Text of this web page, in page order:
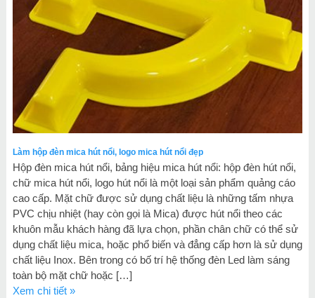
Làm hộp đèn mica hút nổi, logo mica hút nổi đẹp
Hộp đèn mica hút nổi, bảng hiệu mica hút nổi: hộp đèn hút nổi,
chữ mica hút nổi, logo hút nổi là một loại sản phẩm quảng cáo
cao cấp. Mặt chữ được sử dụng chất liệu là những tấm nhựa
PVC chịu nhiệt (hay còn gọi là Mica) được hút nổi theo các
khuôn mẫu khách hàng đã lựa chọn, phần chân chữ có thể sử
dụng chất liệu mica, hoặc phổ biến và đẳng cấp hơn là sử dụng
chất liệu Inox. Bên trong có bố trí hệ thống đèn Led làm sáng
toàn bộ mặt chữ hoặc […]
Xem chi tiết »